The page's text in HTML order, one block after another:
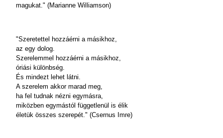
magukat." (Marianne Williamson)
"Szeretettel hozzáérni a másikhoz,
az egy dolog.
Szerelemmel hozzáérni a másikhoz,
óriási különbség.
És mindezt lehet látni.
A szerelem akkor marad meg,
ha fel tudnak nézni egymásra,
miközben egymástól függetlenül is élik
életük összes szerepét." (Csernus Imre)